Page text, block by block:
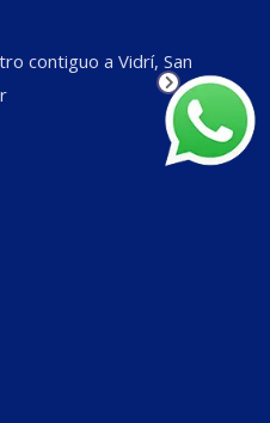
contiguo a Vidrí, San